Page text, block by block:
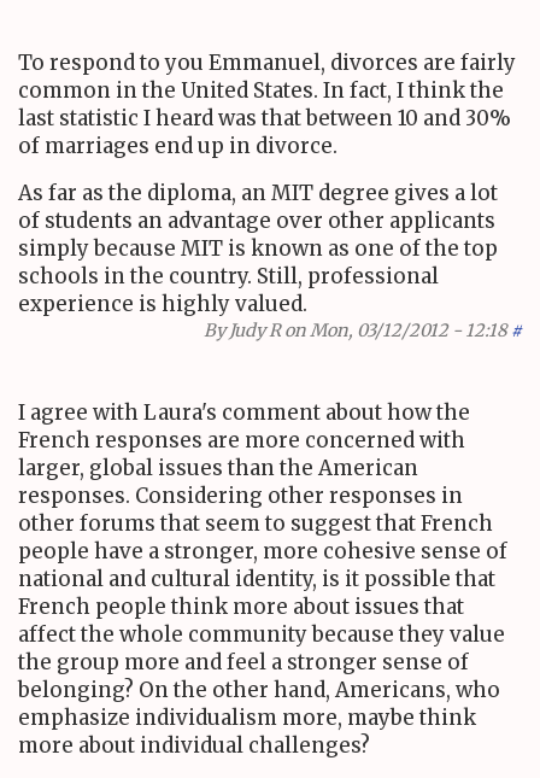
To respond to you Emmanuel, divorces are fairly
common in the United States. In fact, I think the
last statistic I heard was that between 10 and 30%
of marriages end up in divorce.
As far as the diploma, an MIT degree gives a lot
of students an advantage over other applicants
simply because MIT is known as one of the top
schools in the country. Still, professional
experience is highly valued.
ByJudy Ron Mon, 03/12/2012 - 12:18 #
I agree with Laura's comment about how the
French responses are more concerned with
larger, global issues than the American
responses. Considering other responses in
other forums that seem to suggest that French
people have a stronger, more cohesive sense of
national and cultural identity, is it possible that
French people think more about issues that
affect the whole community because they value
the group more and feel a stronger sense of
belonging? On the other hand, Americans, who
emphasize individualism more, maybe think
more about individual challenges?